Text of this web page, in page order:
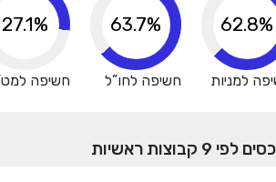
62.8%
למניות
70.5%
חשיפה לחו”ל
27.1%
חשיפה
קבוצות ראשיות